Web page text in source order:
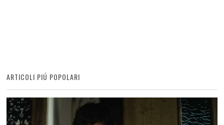
ARTICOLI PIÚ POPOLARI